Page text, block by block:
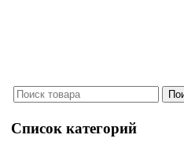
Список категорий